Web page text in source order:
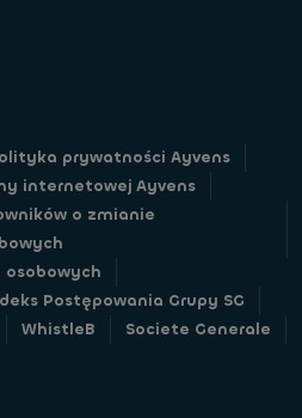
prywatności Ayvens
internetowej Ayvens
o zmianie
Postępowania Grupy SG
WhistleB
Societe Generale